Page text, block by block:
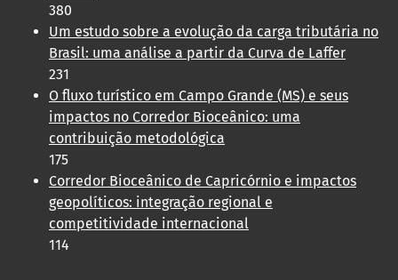
380
Um estudo sobre a evolução da carga tributária no
Brasil: uma análise a partir da Curva de Laffer
231
O fluxo turístico em Campo Grande (MS) e seus
impactos no Corredor Bioceânico: uma
contribuição metodológica
175
Corredor Bioceânico de Capricórnio e impactos
geopolíticos: integração regional e
competitividade internacional
114